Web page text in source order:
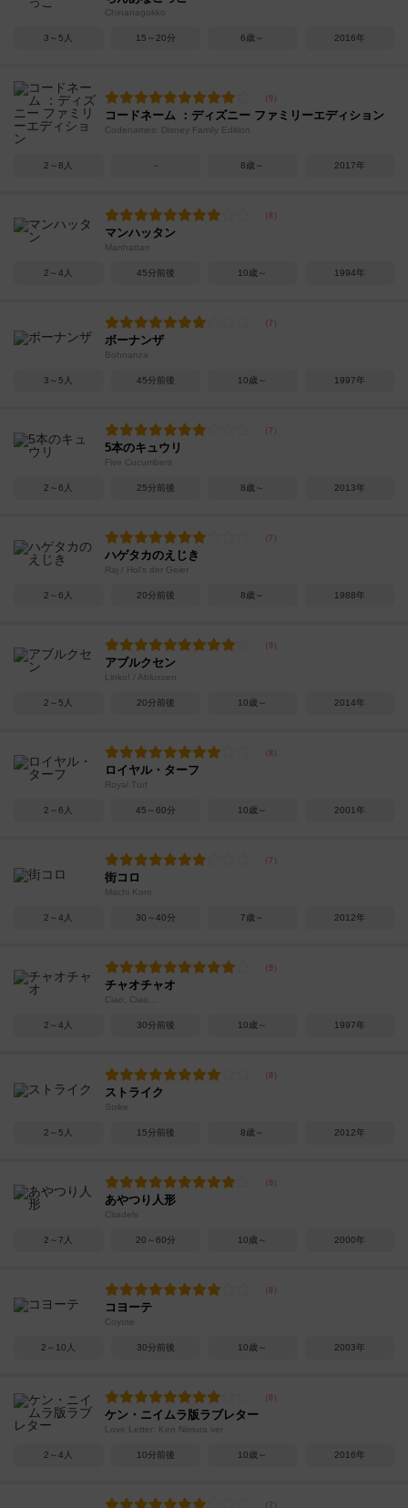
Chinanagokko
3～5人 15～20分 6歳～ 2016年
コードネーム ：ディズニー ファミリーエディション
Codenames: Disney Family Edition
2～8人 － 8歳～ 2017年
マンハッタン
Manhattan
2～4人 45分前後 10歳～ 1994年
ボーナンザ
Bohnanza
3～5人 45分前後 10歳～ 1997年
5本のキュウリ
Five Cucumbers
2～6人 25分前後 8歳～ 2013年
ハゲタカのえじき
Raj / Hol's der Geier
2～6人 20分前後 8歳～ 1988年
アブルクセン
Linko! / Abluxxen
2～5人 20分前後 10歳～ 2014年
ロイヤル・ターフ
Royal Turf
2～6人 45～60分 10歳～ 2001年
街コロ
Machi Koro
2～4人 30～40分 7歳～ 2012年
チャオチャオ
Ciao, Ciao…
2～4人 30分前後 10歳～ 1997年
ストライク
Strike
2～5人 15分前後 8歳～ 2012年
あやつり人形
Citadels
2～7人 20～60分 10歳～ 2000年
コヨーテ
Coyote
2～10人 30分前後 10歳～ 2003年
ケン・ニイムラ版ラブレター
Love Letter: Ken Nimura ver
2～4人 10分前後 10歳～ 2016年